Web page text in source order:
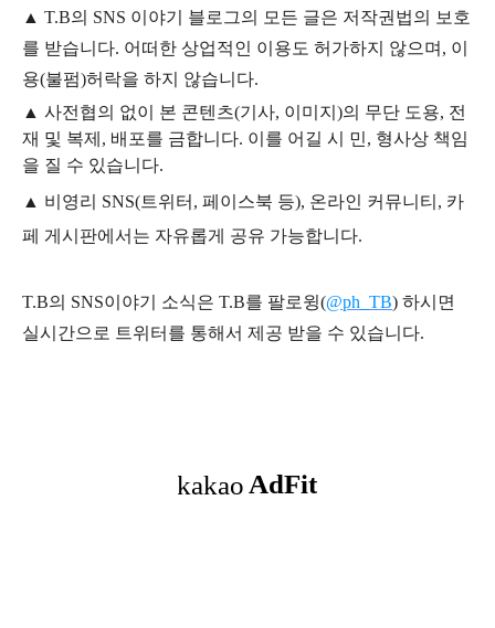
▲ T.B의 SNS 이야기 블 로그의 모든 글은 저작권법의 보호
를 받습니다. 어떠한 상업적인 이용도 허가하지 않으며, 이
용(불펌)허락을 하지 않습니다.
▲ 사전협의 없이 본 콘텐츠(기사, 이미지)의 무단 도용, 전
재 및 복제, 배포를 금합니다. 이를 어길 시 민, 형사상 책임
을 질 수 있습니다.
▲ 비영리 SNS(트위터, 페이스북 등), 온라인 커뮤니티, 카
페 게시판에서는 자유롭게 공유 가능합니다.
T.B의 SNS이야기 소식은 T.B를 팔로윙(@ph_TB) 하시면
실시간으로 트위터를 통해서 제공 받을 수 있습니다.